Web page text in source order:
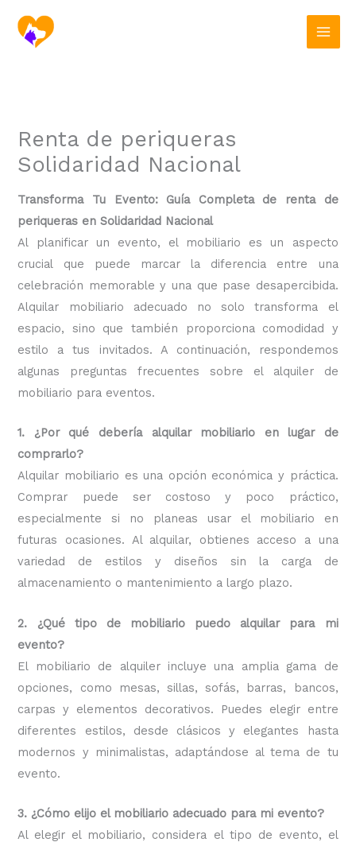
contenido
Renta de periqueras
Solidaridad Nacional
Transforma Tu Evento: Guía Completa de renta de
periqueras en Solidaridad Nacional
Al planificar un evento, el mobiliario es un aspecto
crucial que puede marcar la diferencia entre una
celebración memorable y una que pase desapercibida.
Alquilar mobiliario adecuado no solo transforma el
espacio, sino que también proporciona comodidad y
estilo a tus invitados. A continuación, respondemos
algunas preguntas frecuentes sobre el alquiler de
mobiliario para eventos.
1. ¿Por qué debería alquilar mobiliario en lugar de
comprarlo?
Alquilar mobiliario es una opción económica y práctica.
Comprar puede ser costoso y poco práctico,
especialmente si no planeas usar el mobiliario en
futuras ocasiones. Al alquilar, obtienes acceso a una
variedad de estilos y diseños sin la carga de
almacenamiento o mantenimiento a largo plazo.
2. ¿Qué tipo de mobiliario puedo alquilar para mi
evento?
El mobiliario de alquiler incluye una amplia gama de
opciones, como mesas, sillas, sofás, barras, bancos,
carpas y elementos decorativos. Puedes elegir entre
diferentes estilos, desde clásicos y elegantes hasta
modernos y minimalistas, adaptándose al tema de tu
evento.
3. ¿Cómo elijo el mobiliario adecuado para mi evento?
Al elegir el mobiliario, considera el tipo de evento, el